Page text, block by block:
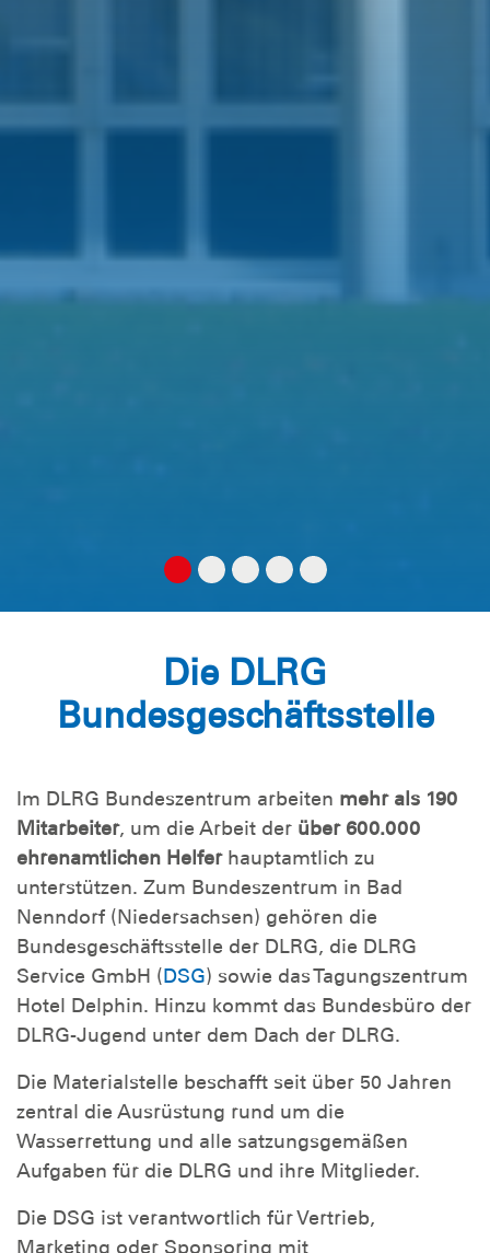
Die DLRG
Bundesgeschäftsstelle
Im DLRG Bundeszentrum arbeiten mehr als 190
Mitarbeiter, um die Arbeit der über 600.000
ehrenamtlichen Helferhauptamtlich zu
unterstützen. Zum Bundeszentrum in Bad
Nenndorf (Niedersachsen) gehören die
Bundesgeschäftsstelle der DLRG, die DLRG
Service GmbH (DSG) sowie das Tagungszentrum
Hotel Delphin. Hinzu kommt das Bundesbüro der
DLRG-Jugend unter dem Dach der DLRG.
Die Materialstelle beschafft seit über 50 Jahren
zentral die Ausrüstung rund um die
Wasserrettung und alle satzungsgemäßen
Aufgaben für die DLRG und ihre Mitglieder.
Die DSG ist verantwortlich für Vertrieb,
Marketing oder Sponsoring mit